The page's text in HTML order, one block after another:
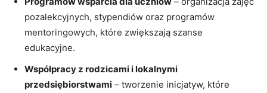
pozalekcyjnych, stypendiów oraz programów
mentoringowych, które zwiększają szanse
edukacyjne.
Współpracy z rodzicami i lokalnymi
przedsiębiorstwami – tworzenie inicjatyw, które